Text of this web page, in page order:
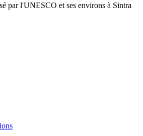
par l'UNESCO et ses environs à Sintra